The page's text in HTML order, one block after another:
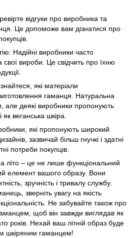
відгуки про виробника та
Це допоможе вам дізнатися про
Надійні виробники часто
вироби. Це свідчить про їхню
які матеріали
гаманця. Натуральна
але деякі виробники пропонують
як веганська шкіра.
які пропонують широкий
зазвичай більш гнучкі і здатні
потреби покупців.
літо – це не лише функціональний
елемент вашого образу. Вони
зручність і тривалу службу.
зверніть увагу на якість
Не забувайте також про
щоб він завжди виглядав як
років. Нехай ваш літній образ буде
шкіряним гаманцем!